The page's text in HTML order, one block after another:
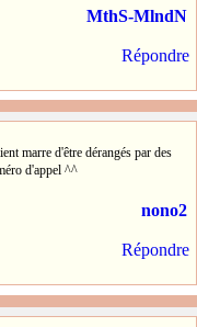
MthS-MlndN
Répondre
marre d'être dérangés par des
d'appel ^^
nono2
Répondre